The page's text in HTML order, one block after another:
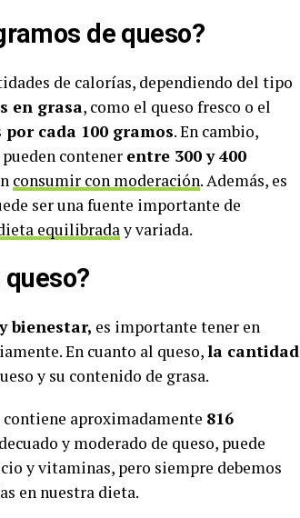
de queso?
de calorías, dependiendo del tipo
en grasa, como el queso fresco o el
cada 100 gramos. En cambio,
contener entre 300 y 400
consumir con moderación. Además, es
ser una fuente importante de
equilibraday variada.
bienestar, es importante tener en
En cuanto al queso,la cantidad
y su contenido de grasa.
contiene aproximadamente 816
y moderado de queso, puede
y vitaminas, pero siempre debemos
en nuestra dieta.